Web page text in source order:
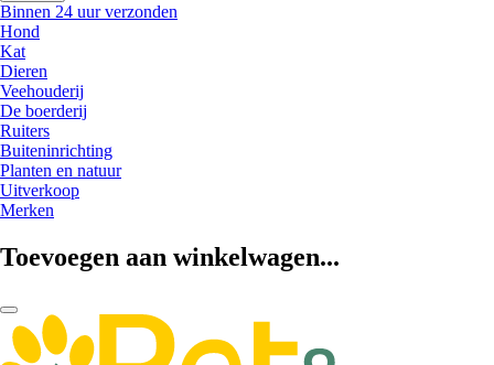
Binnen 24 uur verzonden
Hond
Kat
Dieren
Veehouderij
De boerderij
Ruiters
Buiteninrichting
Planten en natuur
Uitverkoop
Merken
Toevoegen aan winkelwagen...